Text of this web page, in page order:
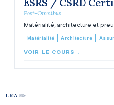
ESRS / CSRD
Post-Omnibus
Matérialité, architecture et
Matérialité Architecture
VOIR LE COURS →